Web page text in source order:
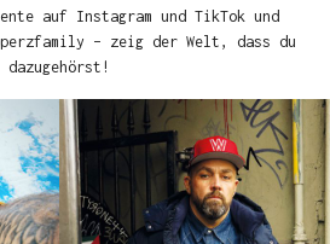
auf Instagram und TikTok und
– zeig der Welt, dass du
dazugehörst!